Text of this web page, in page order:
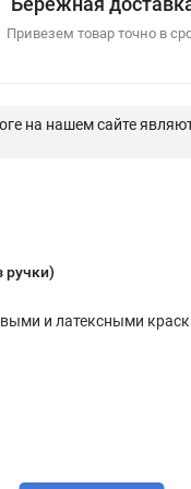
Привезем товар точно в
на нашем сайте
ручки)
и латексными